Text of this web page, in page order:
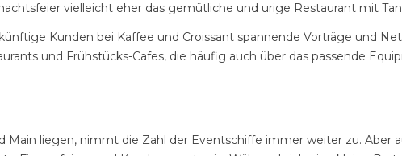
vielleicht eher das gemütliche und urige Restaurant mit
Kunden bei Kaffee und Croissant spannende Vorträge und
und Frühstücks-Cafes, die häufig auch über das passende
Main liegen, nimmt die Zahl der Eventschiffe immer weiter zu. Aber